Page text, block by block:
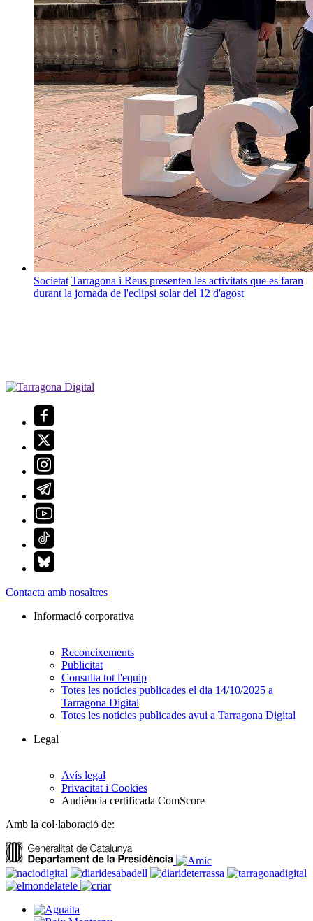
Societat Tarragona i Reus presenten les activitats que es faran
durant la jornada de l'eclipsi solar del 12 d'agost
Contacta amb nosaltres
Informació corporativa
Reconeixements
Publicitat
Consulta tot l'equip
Totes les notícies publicades el dia 14/10/2025 a
Tarragona Digital
Totes les notícies publicades avui a Tarragona Digital
Legal
Avís legal
Privacitat i Cookies
Audiència certificada ComScore
Amb la col·laboració de: